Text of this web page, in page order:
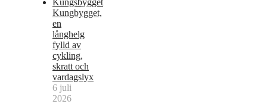
Kungbygget,
en
långhelg
fylld av
cykling,
skratt och
vardagslyx
6 juli
2026